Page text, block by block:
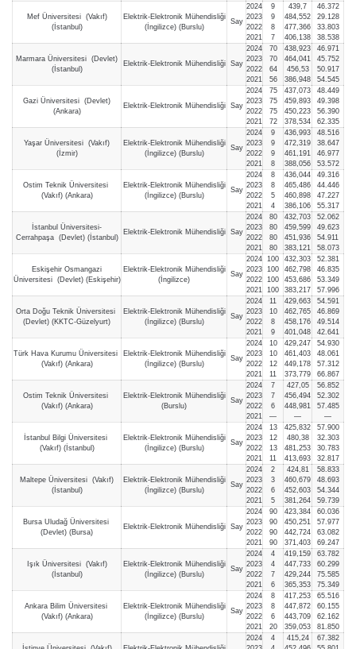
Mef Üniversitesi (Vakıf)
(İstanbul)
Elektrik-Elektronik Mühendisliği
(İngilizce) (Burslu)
Say
2024
2023
2022
2021
9
9
8
7
439,7
484,552
477,366
406,138
46.372
29.128
33.803
38.538
Marmara Üniversitesi (Devlet)
(İstanbul)
Elektrik-Elektronik Mühendisliği Say
2024
2023
2022
2021
70
70
64
56
438,923
464,041
456,53
386,948
46.971
45.752
50.917
54.545
Gazi Üniversitesi (Devlet)
(Ankara)
Elektrik-Elektronik Mühendisliği Say
2024
2023
2022
2021
75
75
75
72
437,073
459,893
450,223
378,534
48.449
49.398
56.390
62.335
Yaşar Üniversitesi (Vakıf)
(İzmir)
Elektrik-Elektronik Mühendisliği
(İngilizce) (Burslu)
Say
2024
2023
2022
2021
9
9
9
8
436,993
472,319
461,191
388,056
48.516
38.647
46.977
53.572
Ostim Teknik Üniversitesi
(Vakıf) (Ankara)
Elektrik-Elektronik Mühendisliği
(İngilizce) (Burslu)
Say
2024
2023
2022
2021
8
8
5
4
436,044
465,486
460,898
386,106
49.316
44.446
47.227
55.317
İstanbul Üniversitesi-
Cerrahpaşa (Devlet) (İstanbul)
Elektrik-Elektronik Mühendisliği Say
2024
2023
2022
2021
80
80
80
80
432,703
459,599
451,936
383,121
52.062
49.623
54.911
58.073
Eskişehir Osmangazi
Üniversitesi (Devlet) (Eskişehir)
Elektrik-Elektronik Mühendisliği
(İngilizce)
Say
2024
2023
2022
2021
100
100
100
100
432,303
462,798
453,686
383,217
52.381
46.835
53.349
57.996
Orta Doğu Teknik Üniversitesi
(Devlet) (KKTC-Güzelyurt)
Elektrik-Elektronik Mühendisliği
(İngilizce) (Burslu)
Say
2024
2023
2022
2021
11
10
8
9
429,663
462,765
458,176
401,048
54.591
46.869
49.514
42.641
Türk Hava Kurumu Üniversitesi
(Vakıf) (Ankara)
Elektrik-Elektronik Mühendisliği
(İngilizce) (Burslu)
Say
2024
2023
2022
2021
10
10
12
11
429,247
461,403
449,178
373,779
54.930
48.061
57.312
66.867
Ostim Teknik Üniversitesi
(Vakıf) (Ankara)
Elektrik-Elektronik Mühendisliği
(Burslu)
Say
2024
2023
2022
2021
7
7
6
—
427,05
456,494
448,981
—
56.852
52.302
57.485
—
İstanbul Bilgi Üniversitesi
(Vakıf) (İstanbul)
Elektrik-Elektronik Mühendisliği
(İngilizce) (Burslu)
Say
2024
2023
2022
2021
13
12
13
11
425,832
480,38
481,253
413,693
57.900
32.303
30.783
32.817
Maltepe Üniversitesi (Vakıf)
(İstanbul)
Elektrik-Elektronik Mühendisliği
(İngilizce) (Burslu)
Say
2024
2023
2022
2021
2
3
6
5
424,81
460,679
452,603
381,264
58.833
48.693
54.344
59.739
Bursa Uludağ Üniversitesi
(Devlet) (Bursa)
Elektrik-Elektronik Mühendisliği Say
2024
2023
2022
2021
90
90
90
90
423,384
450,251
442,724
371,403
60.036
57.977
63.082
69.247
Işık Üniversitesi (Vakıf)
(İstanbul)
Elektrik-Elektronik Mühendisliği
(İngilizce) (Burslu)
Say
2024
2023
2022
2021
4
4
7
6
419,159
447,733
429,244
365,353
63.782
60.299
75.585
75.349
Ankara Bilim Üniversitesi
(Vakıf) (Ankara)
Elektrik-Elektronik Mühendisliği
(İngilizce) (Burslu)
Say
2024
2023
2022
2021
8
8
6
20
417,253
447,872
443,709
359,053
65.516
60.155
62.162
81.850
2024
4
415,24
67.382